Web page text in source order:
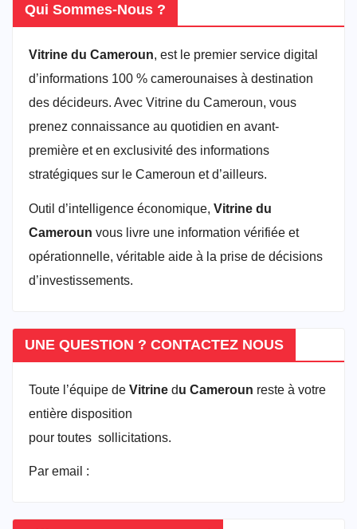
Qui Sommes-Nous ?
Vitrine du Cameroun, est le premier service digital
d’informations 100 % camerounaises à destination
des décideurs. Avec Vitrine du Cameroun, vous
prenez connaissance au quotidien en avant-
première et en exclusivité des informations
stratégiques sur le Cameroun et d’ailleurs.
Outil d’intelligence économique, Vitrine du
Cameroun vous livre une information vérifiée et
opérationnelle, véritable aide à la prise de décisions
d’investissements.
UNE QUESTION ? CONTACTEZ NOUS
Toute l’équipe de Vitrine du Cameroun reste à votre
entière disposition
pour toutes sollicitations.
Par email :